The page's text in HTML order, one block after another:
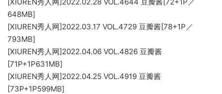
648MB]
[XIUREN秀人网]2022.03.17 VOL.4729 豆瓣酱[78+1P／
793MB]
[XIUREN秀人网]2022.04.06 VOL.4826 豆瓣酱
[71P+1P631MB]
[XIUREN秀人网]2022.04.25 VOL.4919 豆瓣酱
[73P+1P599MB]